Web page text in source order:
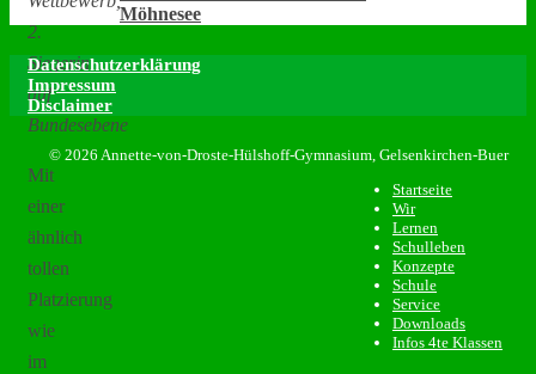
2.
Siegerin
auf
Bundesebene
Mit
einer
ähnlich
tollen
Platzierung
wie
im
Möhnesee
Datenschutzerklärung
Impressum
Disclaimer
© 2026 Annette-von-Droste-Hülshoff-Gymnasium, Gelsenkirchen-Buer
Startseite
Wir
Lernen
Schulleben
Konzepte
Schule
Service
Downloads
Infos 4te Klassen